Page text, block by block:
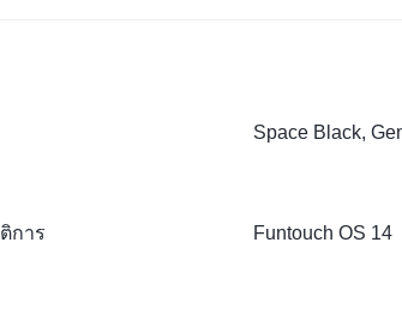
Space Black,
การ Funtouch OS 14